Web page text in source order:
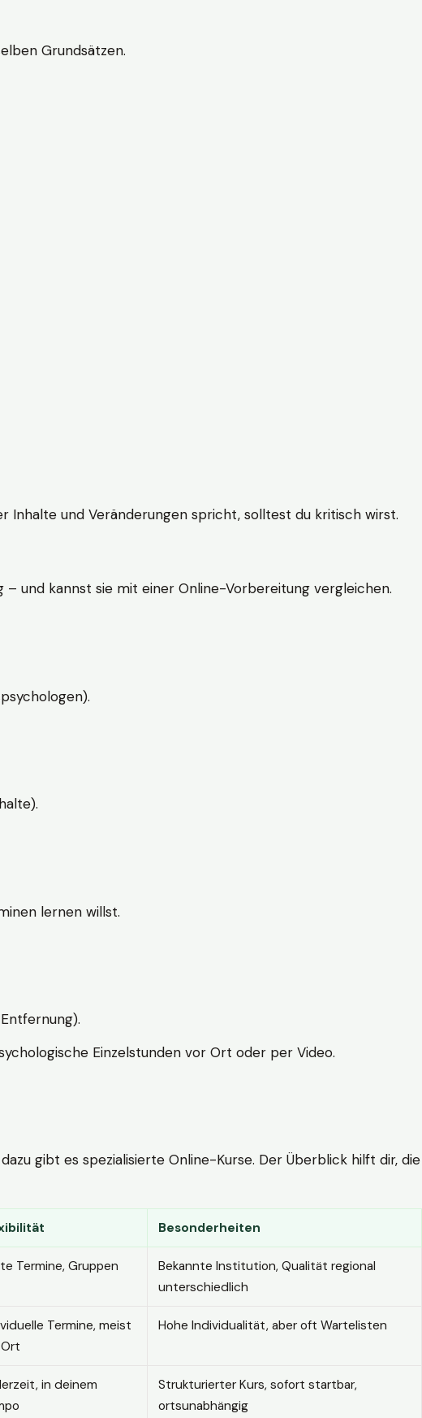
Grundsätzen.
Inhalte und Veränderungen spricht, solltest du kritisch wirst.
und kannst sie mit einer Online-Vorbereitung vergleichen.
lernen willst.
Einzelstunden vor Ort oder per Video.
gibt es spezialisierte Online-Kurse. Der Überblick hilft dir, die
Besonderheiten
Termine, Gruppen
Bekannte Institution, Qualität regional
unterschiedlich
Termine, meist
Hohe Individualität, aber oft Wartelisten
in deinem
Strukturierter Kurs, sofort startbar,
ortsunabhängig